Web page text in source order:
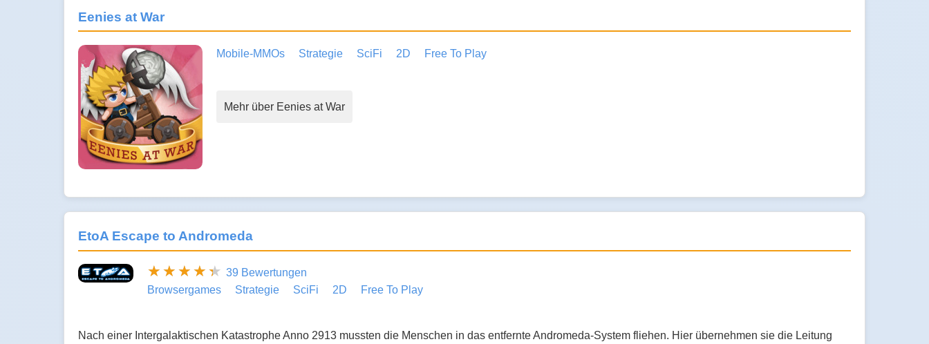
Eenies at War
Mobile-MMOs Strategie SciFi 2D Free To Play
Mehr über Eenies at War
EtoA Escape to Andromeda
39 Bewertungen
Browsergames
Strategie SciFi 2D Free To Play
Nach einer Intergalaktischen Katastrophe Anno 2913 mussten die Menschen in das entfernte Andromeda-System fliehen. Hier übernehmen sie die Leitung